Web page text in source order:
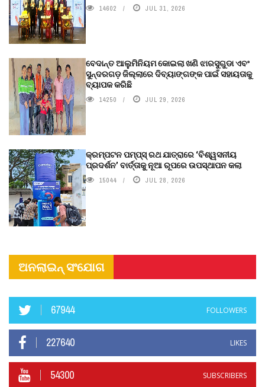
14602 JUL 31, 2026
ବେଦାନ୍ତ ଆଲୁମିନିୟମ କୋଇଲା ଖଣି ଝାରସୁଗୁଡା ଏବଂ
ସୁନ୍ଦରଗଡ଼ ଜିଲ୍ଲାରେ ଦିବ୍ୟାଙ୍ଗଙ୍କ ପାଇଁ ସହାୟତାକୁ
ବ୍ୟାପକ କରିଛି
14250 JUL 29, 2026
କ୍ରମ୍ପଟନ ପମ୍ପ୍‌ସ୍‌ ରଥ ଯାତ୍ରାରେ ‘ବିଶ୍ୱସନୀୟ
ପ୍ରଦର୍ଶନ’ ବାର୍ତ୍ତାକୁ ନୂଆ ରୂପରେ ଉପସ୍ଥାପନ କଲା
15044 JUL 28, 2026
ଅନଲାଇନ୍ ସଂଯୋଗ
67944 FOLLOWERS
227640 LIKES
54300 SUBSCRIBERS